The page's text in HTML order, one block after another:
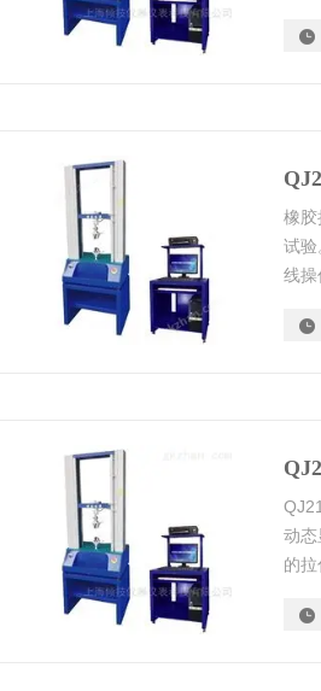
做
橡胶
试验
线操
做
动态
的
系